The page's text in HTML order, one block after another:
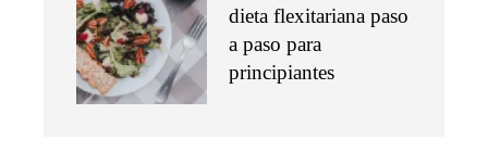
dieta flexitariana paso
a paso para
principiantes